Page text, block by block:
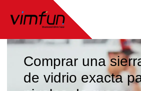
contenido
Comprar una
de vidrio exacta